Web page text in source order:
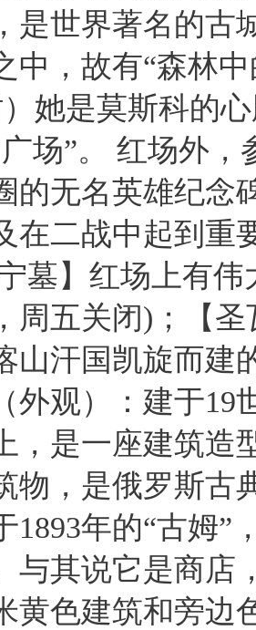
是世界著名的古
中，故有“森林
）她是莫斯科的
场”。 红场外
的无名英雄纪念
在二战中起到重
墓】红场上有
周五关闭)；【
山汗国凯旋而建
外观）：建于19
，是一座建筑造
物，是俄罗斯古
1893年的“古姆”
与其说它是商店
黄色建筑和旁边